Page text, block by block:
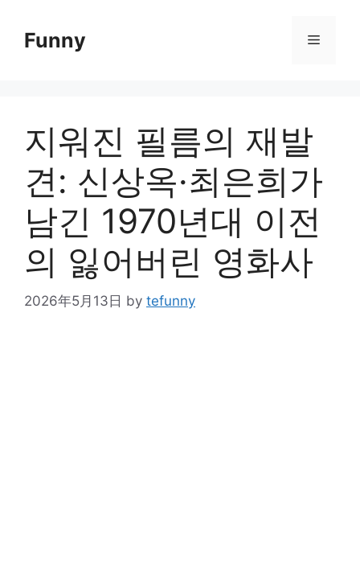
contentFunny Menu
지워진 필름의 재발
견: 신상옥·최은희가
남긴 1970년대 이전
의 잃어버린 영화사
2026年5月13日 by tefunny